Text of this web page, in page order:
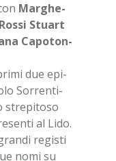
Mar­ghe­
Stuart
Ca­po­ton­
due epi­
Sor­ren­ti­
stre­pi­to­so
al Lido.
re­gi­sti
nomi su